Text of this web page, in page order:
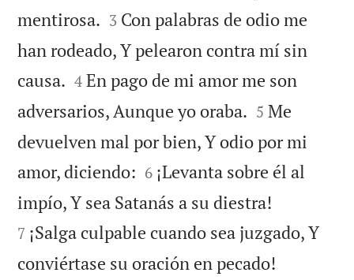
mentirosa. 

3 Con palabras de odio me
han rodeado, Y pelearon contra mí sin
causa. 

4 En pago de mi amor me son
adversarios, Aunque yo oraba. 

5 Me
devuelven mal por bien, Y odio por mi
amor, diciendo: 

6 ¡Levanta sobre él al
impío, Y sea Satanás a su diestra!
7 ¡Salga culpable cuando sea juzgado, Y
conviértase su oración en pecado!